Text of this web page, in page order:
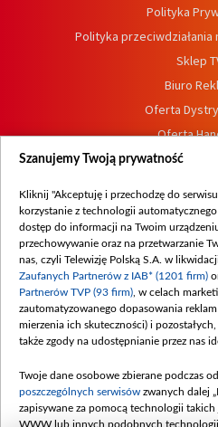
Polityka
Polityka przeciwdziałania
Sklep
Biuro
Oferta
Oferta
Procedura
Szanujemy Twoją prywatność
Kliknij "Akceptuję i przechodzę do
korzystanie z technologii
dostęp do informacji na Twoim
przechowywanie oraz na przetwarzanie
nas, czyli Telewizję Polską S.A. w
Zaufanych Partnerów z IAB* (1201 firm)
Partnerów TVP (93 firm) , w celach
zautomatyzowanego dopasowania
mierzenia ich skuteczności) i
także zgody na udostępnianie przez nas
Twoje dane osobowe zbierane podczas
poszczególnych serwisów zwanych dalej
zapisywane za pomocą technologii
WWW lub innych podobnych